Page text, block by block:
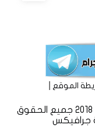
الموقع
موقع ( لا ) الأخباري المستقل © 2016 - 2018 جميع الحقوق
جرافيكس